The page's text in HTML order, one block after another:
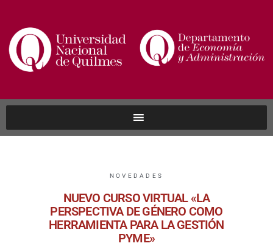
NOVEDADES
NUEVO CURSO VIRTUAL «LA
PERSPECTIVA DE GÉNERO COMO
HERRAMIENTA PARA LA GESTIÓN
PYME»